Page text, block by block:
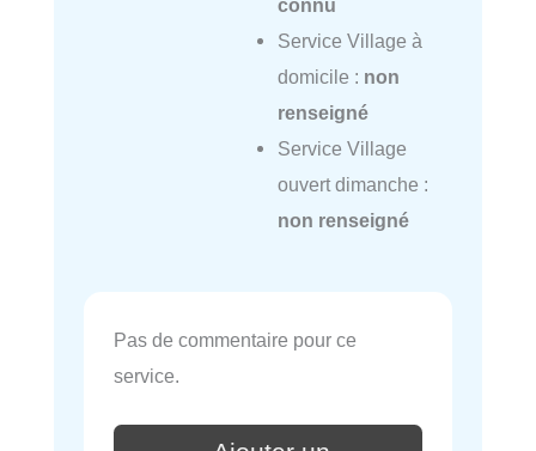
connu
Service Village à
domicile : non
renseigné
Service Village
ouvert dimanche :
non renseigné
Pas de commentaire pour ce
service.